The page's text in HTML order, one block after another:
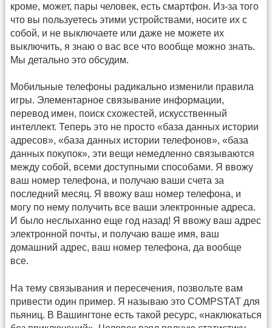
кроме, может, пары человек, есть смартфон. Из-за того
что вы пользуетесь этими устройствами, носите их с
собой, и не выключаете или даже не можете их
выключить, я знаю о вас все что вообще можно знать.
Мы детально это обсудим.
Мобильные телефоны радикально изменили правила
игры. Элементарное связывание информации,
перевод имен, поиск схожестей, искусственный
интеллект. Теперь это не просто «база данных истории
адресов», «база данных истории телефонов», «база
данных покупок», эти вещи немедленно связываются
между собой, всеми доступными способами. Я ввожу
ваш номер телефона, и получаю ваши счета за
последний месяц. Я ввожу ваш номер телефона, и
могу по нему получить все ваши электронные адреса.
И было неслыханно еще год назад! Я ввожу ваш адрес
электронной почты, и получаю ваше имя, ваш
домашний адрес, ваш номер телефона, да вообще
все.
На тему связывания и пересечения, позвольте вам
привести один пример. Я называю это COMPSTAT для
пьяниц. В Вашингтоне есть такой ресурс, «наклюкаться